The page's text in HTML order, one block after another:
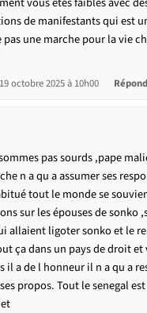
de manifestants qui est
une marche pour la vie
octobre 2025 à 10h00
pas sourds ,pape
n a qu a assumer ses
tout le monde se
sur les épouses de sonko
allaient ligoter sonko et le
ça dans un pays de droit et
il a de l honneur il n a qu a
propos. Tout le senegal